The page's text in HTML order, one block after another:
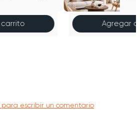
Agregar
para escribir un comentario